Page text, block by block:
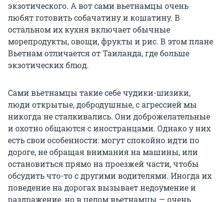
экзотического. А вот сами вьетнамцы очень
любят готовить собачатину и кошатину. В
остальном их кухня включает обычные
морепродукты, овощи, фрукты и рис. В этом плане
Вьетнам отличается от Таиланда, где больше
экзотических блюд.
Сами вьетнамцы такие себе чудики-шизики,
люди открытые, добродушные, с агрессией мы
никогда не сталкивались. Они доброжелательные
и охотно общаются с иностранцами. Однако у них
есть свои особенности: могут спокойно идти по
дороге, не обращая внимания на машины, или
остановиться прямо на проезжей части, чтобы
обсудить что-то с другими водителями. Иногда их
поведение на дорогах вызывает недоумение и
раздражение, но в целом вьетнамцы — очень